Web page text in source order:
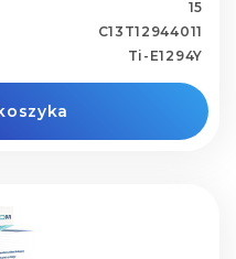
15
C13T12944011
Ti-E1294Y